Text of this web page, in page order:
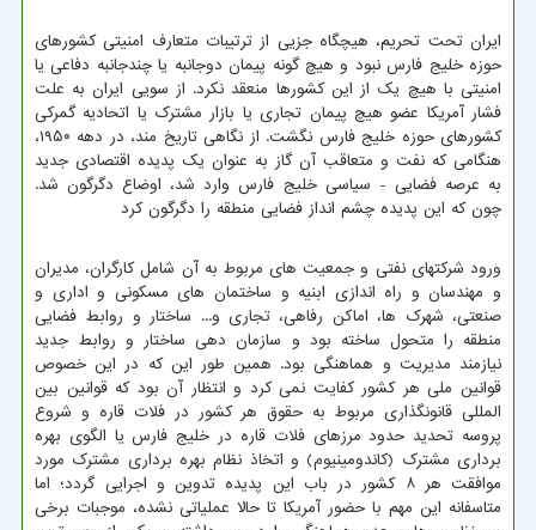
ایران تحت تحریم، هیچگاه جزیی از ترتیبات متعارف امنیتی کشورهای
حوزه خلیج فارس نبود و هیچ گونه پیمان دوجانبه یا چندجانبه دفاعی یا
امنیتی با هیچ یک از این کشورها منعقد نکرد. از سویی ایران به علت
فشار آمریکا عضو هیچ پیمان تجاری یا بازار مشترک یا اتحادیه گمرکی
کشورهای حوزه خلیج فارس نگشت. از نگاهی تاریخ مند، در دهه ۱۹۵۰،
هنگامی که نفت و متعاقب آن گاز به عنوان یک پدیده اقتصادی جدید
به عرصه فضایی - سیاسی خلیج فارس وارد شد، اوضاع دگرگون شد.
چون که این پدیده چشم انداز فضایی منطقه را دگرگون کرد
ورود شرکتهای نفتی و جمعیت های مربوط به آن شامل کارگران، مدیران
و مهندسان و راه اندازی ابنیه و ساختمان های مسکونی و اداری و
صنعتی، شهرک ها، اماکن رفاهی، تجاری و... ساختار و روابط فضایی
منطقه را متحول ساخته بود و سازمان دهی ساختار و روابط جدید
نیازمند مدیریت و هماهنگی بود. همین طور این که در این خصوص
قوانین ملی هر کشور کفایت نمی کرد و انتظار آن بود که قوانین بین
المللی قانونگذاری مربوط به حقوق هر کشور در فلات قاره و شروع
پروسه تحدید حدود مرزهای فلات قاره در خلیج فارس یا الگوی بهره
برداری مشترک (کاندومینیوم) و اتخاذ نظام بهره برداری مشترک مورد
موافقت هر ۸ کشور در باب این پدیده تدوین و اجرایی گردد؛ اما
متاسفانه این مهم با حضور آمریکا تا حالا عملیاتی نشده، موجبات برخی